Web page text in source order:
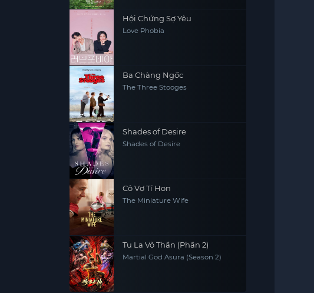
Hội Chứng Sợ Yêu
Love Phobia
Ba Chàng Ngốc
The Three Stooges
Shades of Desire
Shades of Desire
Cô Vợ Tí Hon
The Miniature Wife
Tu La Võ Thần (Phần 2)
Martial God Asura (Season 2)